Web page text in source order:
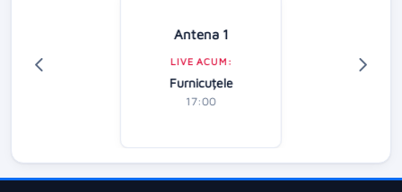
Antena 1
LIVE ACUM:
Furnicuțele
17:00